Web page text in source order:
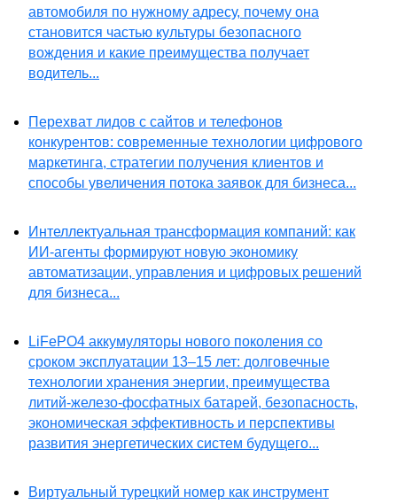
автомобиля по нужному адресу, почему она
становится частью культуры безопасного
вождения и какие преимущества получает
водитель...
Перехват лидов с сайтов и телефонов
конкурентов: современные технологии цифрового
маркетинга, стратегии получения клиентов и
способы увеличения потока заявок для бизнеса...
Интеллектуальная трансформация компаний: как
ИИ-агенты формируют новую экономику
автоматизации, управления и цифровых решений
для бизнеса...
LiFePO4 аккумуляторы нового поколения со
сроком эксплуатации 13–15 лет: долговечные
технологии хранения энергии, преимущества
литий-железо-фосфатных батарей, безопасность,
экономическая эффективность и перспективы
развития энергетических систем будущего...
Виртуальный турецкий номер как инструмент